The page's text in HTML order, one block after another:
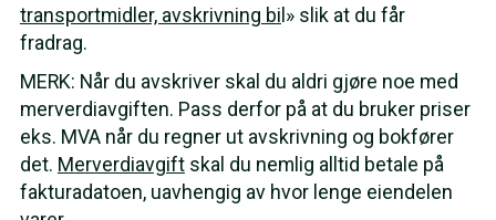
transportmidler, avskrivning bi l» slik at du får
fradrag.
MERK: Når du avskriver skal du aldri gjøre noe med
merverdiavgiften. Pass derfor på at du bruker priser
eks. MVA når du regner ut avskrivning og bokfører
det. Merverdiavgiftskal du nemlig alltid betale på
fakturadatoen, uavhengig av hvor lenge eiendelen